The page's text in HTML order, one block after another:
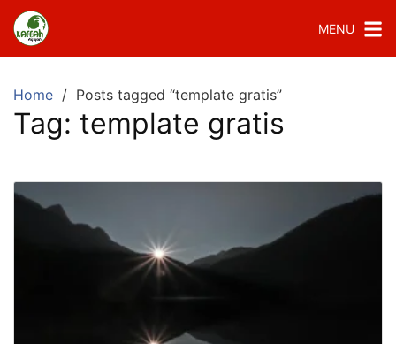
MENU
Home Posts tagged “template gratis”
Tag: template gratis